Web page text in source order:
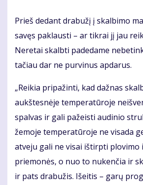
Prieš dedant drabužį į skalbimo
savęs paklausti – ar tikrai jį jau
Neretai skalbti padedame
tačiau dar ne purvinus apdarus.
„Reikia pripažinti, kad dažnas
aukštesnėje temperatūroje
spalvas ir gali pažeisti audinio
žemoje temperatūroje ne visada
atveju gali ne visai ištirpti plovimo
priemonės, o nuo to nukenčia ir
ir pats drabužis. Išeitis – garų